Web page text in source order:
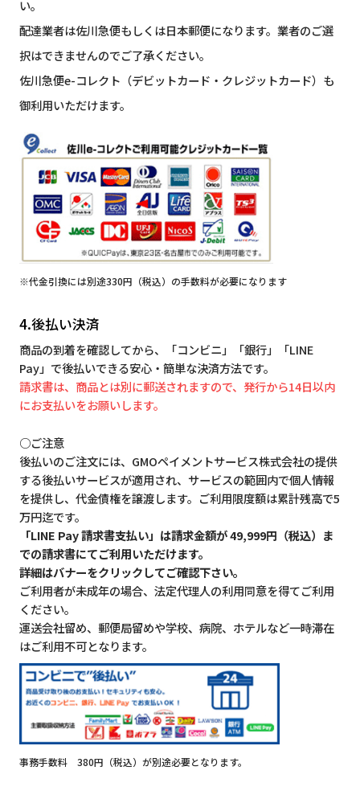
い。
配達業者は佐川急便もしくは日本郵便になります。業者のご選
択はできませんのでご了承ください。
佐川急便e-コレクト（デビットカード・クレジットカード）も
御利用いただけます。
※代金引換には別途330円（税込）の手数料が必要になります
4.後払い決済
商品の到着を確認してから、「コンビニ」「銀行」「LINE
Pay」で後払いできる安心・簡単な決済方法です。
請求書は、商品とは別に郵送されますので、発行から14日以内
にお支払いをお願いします。
○ご注意
後払いのご注文には、GMOペイメントサービス株式会社の提供
する後払いサービスが適用され、サービスの範囲内で個人情報
を提供し、代金債権を譲渡します。ご利用限度額は累計残高で5
万円迄です。
「LINE Pay 請求書支払い」は請求金額が 49,999円（税込）ま
での請求書にてご利用いただけます。
詳細はバナーをクリックしてご確認下さい。
ご利用者が未成年の場合、法定代理人の利用同意を得てご利用
ください。
運送会社留め、郵便局留めや学校、病院、ホテルなど一時滞在
はご利用不可となります。
事務手数料 380円（税込）が別途必要となります。